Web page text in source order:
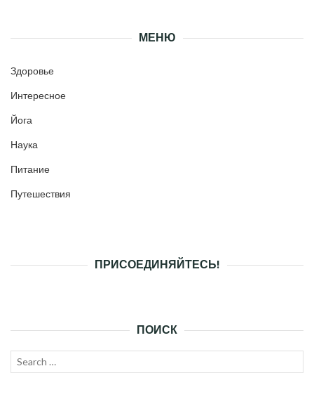
МЕНЮ
Здоровье
Интересное
Йога
Наука
Питание
Путешествия
ПРИСОЕДИНЯЙТЕСЬ!
ПОИСК
Search